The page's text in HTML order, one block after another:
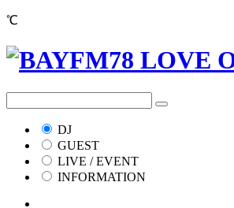
℃
DJ
GUEST
LIVE / EVENT
INFORMATION